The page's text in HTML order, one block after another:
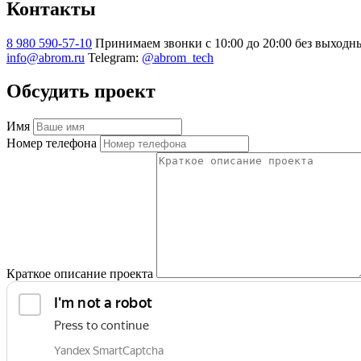
Контакты
8 980 590-57-10 Принимаем звонки с 10:00 до 20:00 без
info@abrom.ru Telegram: @abrom_tech
Обсудить проект
Имя
Номер телефона
Краткое описание проекта